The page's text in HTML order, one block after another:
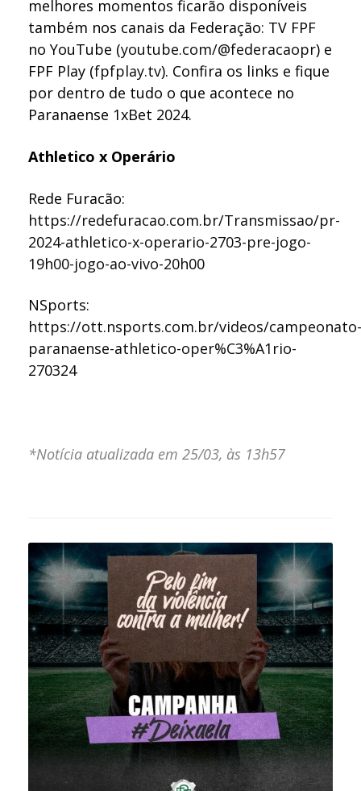
melhores momentos ficarão disponíveis
também nos canais da Federação: TV FPF
no YouTube (youtube.com/@federacaopr) e
FPF Play (fpfplay.tv). Confira os links e fique
por dentro de tudo o que acontece no
Paranaense 1xBet 2024.
Athletico x Operário
Rede Furacão:
https://redefuracao.com.br/Transmissao/pr-
2024-athletico-x-operario-2703-pre-jogo-
19h00-jogo-ao-vivo-20h00
NSports:
https://ott.nsports.com.br/videos/campeonato-
paranaense-athletico-oper%C3%A1rio-
270324
*Notícia atualizada em 25/03, às 13h57